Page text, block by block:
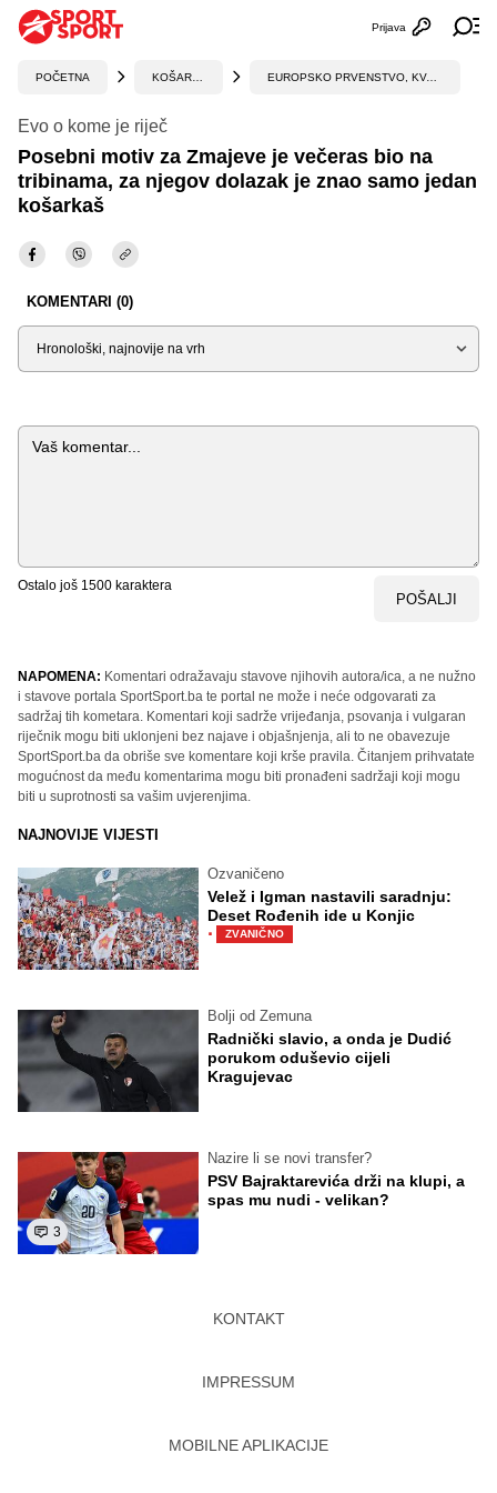
Otvori
Prijava
POČETNA EUROPSKO PRVENSTVO, KVALIFIKACIJE
Evo o kome je riječ
Posebni motiv za Zmajeve je večeras bio na
tribinama, za njegov dolazak je znao samo jedan
košarkaš
KOMENTARI (0)
Sortiraj
Komentar
Ostalo još 1500 karaktera
POŠALJI
NAPOMENA: Komentari odražavaju stavove njihovih autora/ica, a ne nužno
i stavove portala SportSport.ba te portal ne može i neće odgovarati za
sadržaj tih kometara. Komentari koji sadrže vrijeđanja, psovanja i vulgaran
riječnik mogu biti uklonjeni bez najave i objašnjenja, ali to ne obavezuje
SportSport.ba da obriše sve komentare koji krše pravila. Čitanjem prihvatate
mogućnost da među komentarima mogu biti pronađeni sadržaji koji mogu
biti u suprotnosti sa vašim uvjerenjima.
NAJNOVIJE VIJESTI
Ozvaničeno
Velež i Igman nastavili saradnju:
Deset Rođenih ide u Konjic
· ZVANIČNO
Bolji od Zemuna
Radnički slavio, a onda je Dudić
porukom oduševio cijeli
Kragujevac
3
Nazire li se novi transfer?
PSV Bajraktarevića drži na klupi, a
spas mu nudi - velikan?
KONTAKT
IMPRESSUM
MOBILNE APLIKACIJE